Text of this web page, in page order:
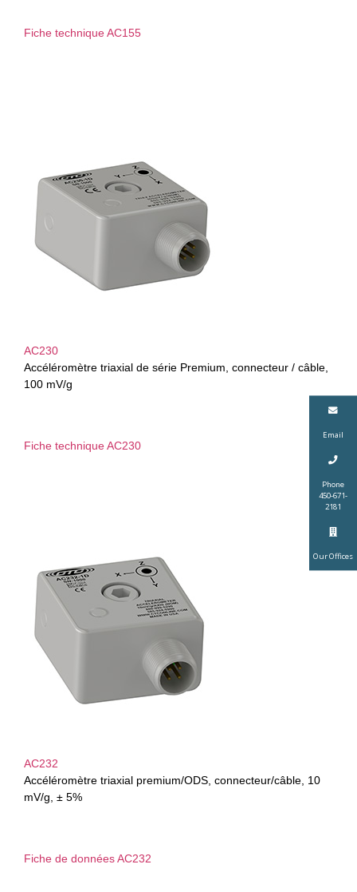
Email
Phone
450-671-
2181
Our Offices
Fiche technique AC155
AC230
Accéléromètre triaxial de série Premium, connecteur / câble,
100 mV/g
Fiche technique AC230
AC232
Accéléromètre triaxial premium/ODS, connecteur/câble, 10
mV/g, ± 5%
Fiche de données AC232